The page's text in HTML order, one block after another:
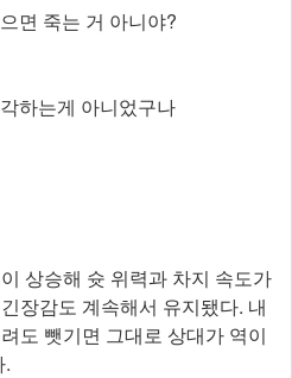
면 죽는 거 아니야?
하는게 아니었구나
상승해 슛 위력과 차지 속도가
장감도 계속해서 유지됐다. 내
도 뺏기면 그대로 상대가 역이
.